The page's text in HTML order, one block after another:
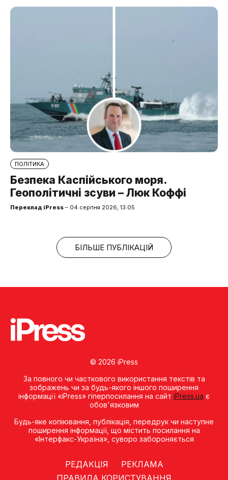
ПОЛІТИКА
Безпека Каспійського моря.
Геополітичні зсуви – Люк Коффі
Переклад iPress – 04 серпня 2026, 13:05
БІЛЬШЕ ПУБЛІКАЦІЙ
© 2026 iPress
За повного чи часткового використання текстів та
зображень чи за будь-якого іншого поширення
інформації «iPress» гіперпосилання на сайт iPress.ua є
обов'язковим
Будь-яке копiювання, публiкацiя, передрук чи наступне
поширення iнформацiї, що мiстить посилання на
«Iнтерфакс-Україна», суворо забороняється
РЕДАКЦІЯ
РЕКЛАМА
ПРАВИЛА КОРИСТУВАННЯ